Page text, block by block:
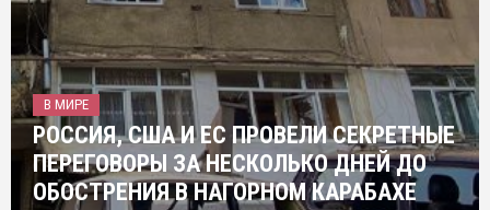
В МИРЕ
РОССИЯ, США И ЕС ПРОВЕЛИ СЕКРЕТНЫЕ
ПЕРЕГОВОРЫ ЗА НЕСКОЛЬКО ДНЕЙ ДО
ОБОСТРЕНИЯ В НАГОРНОМ КАРАБАХЕ